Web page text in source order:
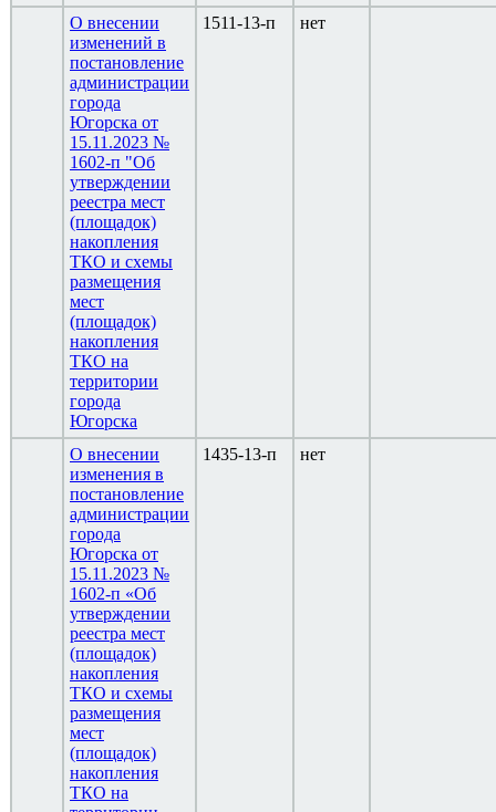
О внесении
изменений в
постановление
администрации
города
Югорска от
15.11.2023 №
1602-п "Об
утверждении
реестра мест
(площадок)
накопления
ТКО и схемы
размещения
мест
(площадок)
накопления
ТКО на
территории
города
Югорска
1511-13-п нет
О внесении
изменения в
постановление
администрации
города
Югорска от
15.11.2023 №
1602-п «Об
утверждении
реестра мест
(площадок)
накопления
ТКО и схемы
размещения
мест
(площадок)
накопления
ТКО на
1435-13-п нет